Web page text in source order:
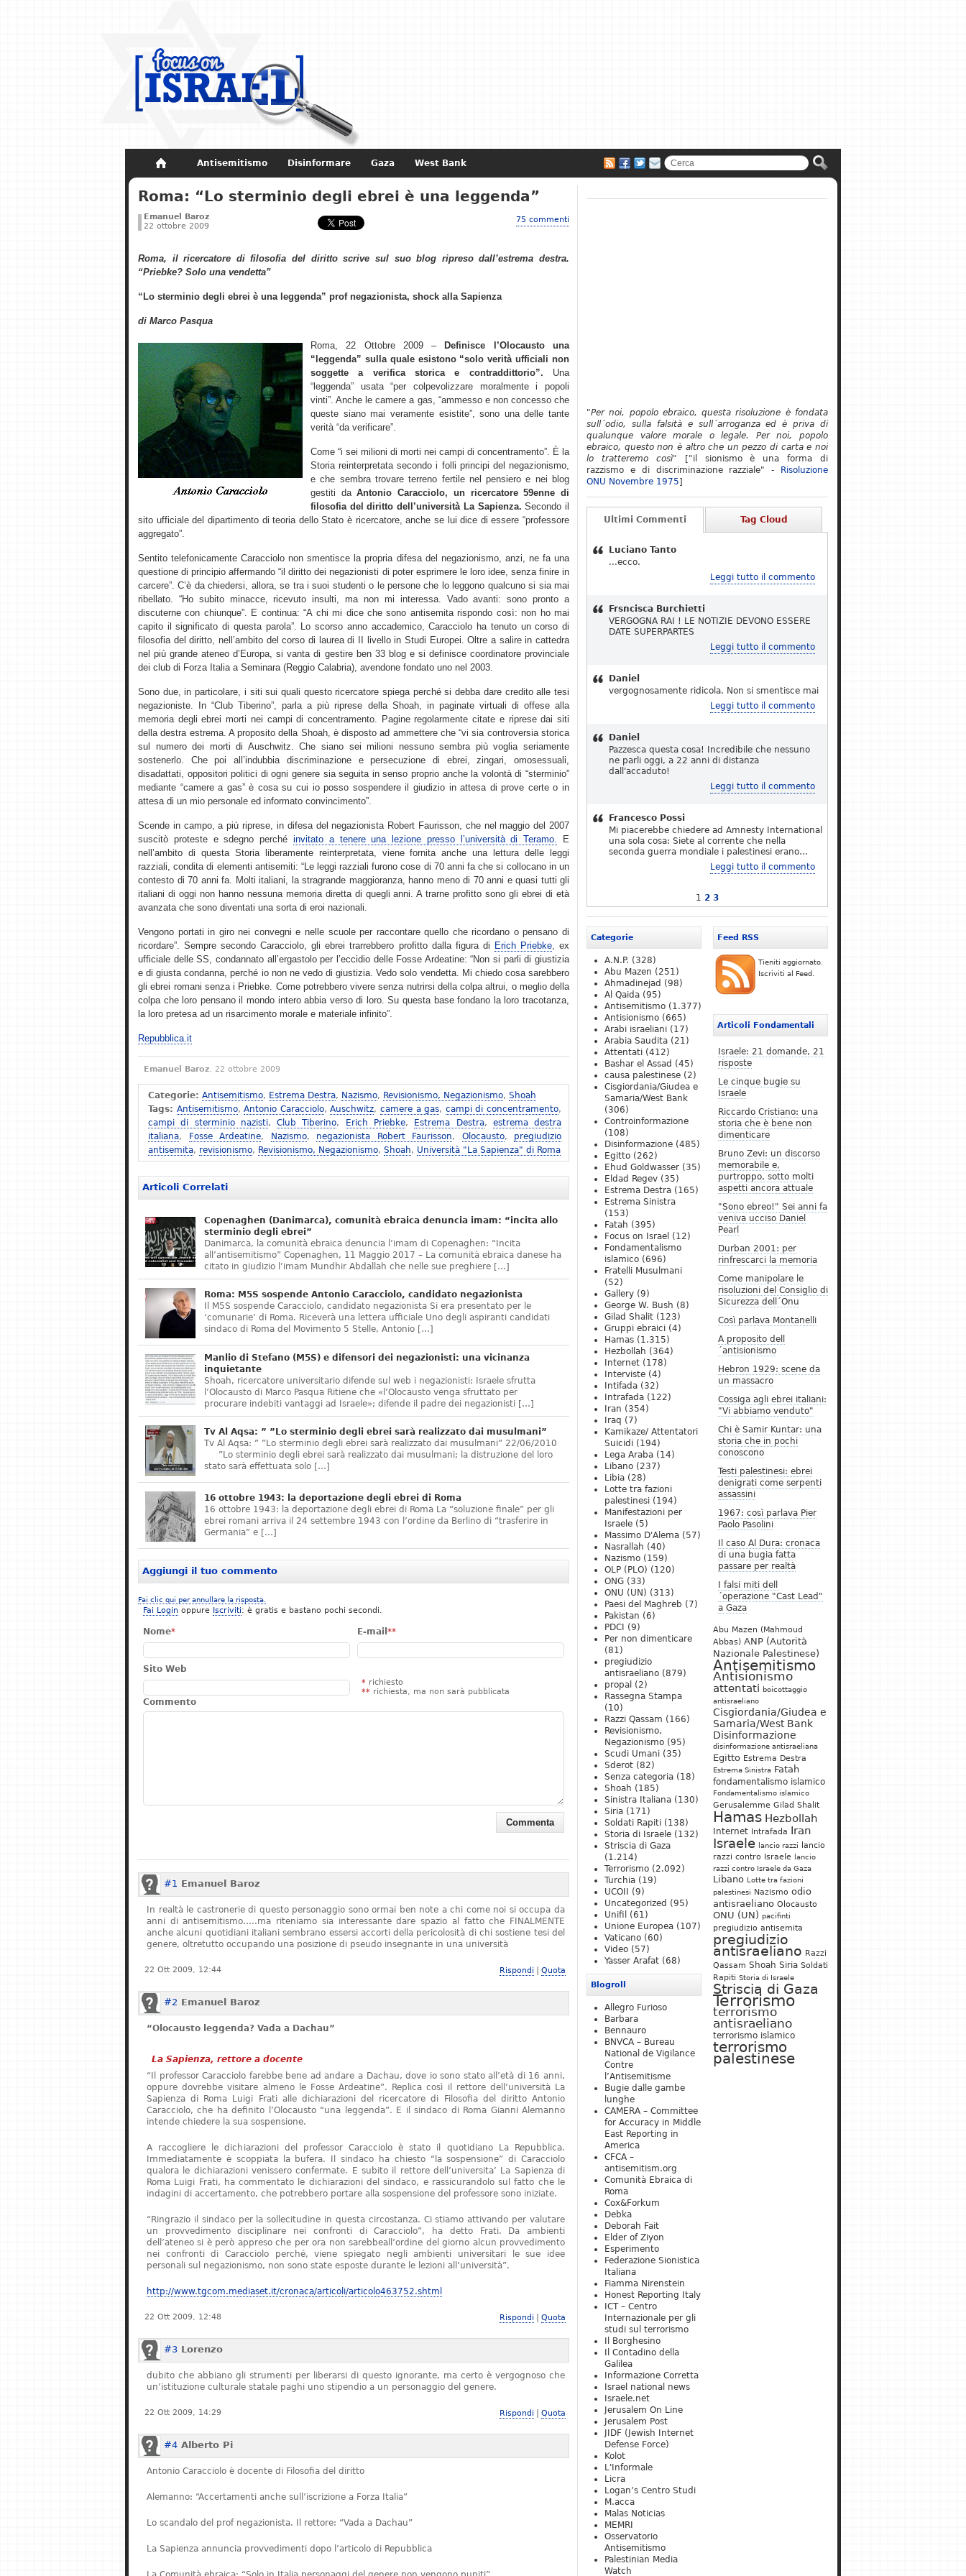
Antisemitismo Disinformare Gaza West Bank
Non dimenticare Storia di Israele
Roma: “Lo sterminio degli ebrei è una leggenda”
Emanuel Baroz
22 ottobre 2009
75 commenti
Roma, il ricercatore di filosofia del diritto scrive sul suo blog ripreso dall’estrema destra.
“Priebke? Solo una vendetta”
“Lo sterminio degli ebrei è una leggenda” prof negazionista, shock alla Sapienza
di Marco Pasqua
Roma, 22 Ottobre 2009 –
Definisce l’Olocausto una
“leggenda” sulla quale esistono “solo verità ufficiali non
soggette a verifica storica e contraddittorio”. Una
“leggenda” usata “per colpevolizzare moralmente i popoli
vinti”. Anche le camere a gas, “ammesso e non concesso che
queste siano mai veramente esistite”, sono una delle tante
verità “da verificare”.
Come “i sei milioni di morti nei campi di concentramento”. È la
Storia reinterpretata secondo i folli principi del negazionismo,
e che sembra trovare terreno fertile nel pensiero e nei blog
gestiti daAntonio Caracciolo, un ricercatore 59enne di
filosofia del diritto dell’università La Sapienza. Secondo il
sito ufficiale del dipartimento di teoria dello Stato è ricercatore, anche se lui dice di essere “professore
aggregato”.
Sentito telefonicamente Caracciolo non smentisce la propria difesa del negazionismo, anzi, ne fa una
questione di principio affermando “il diritto dei negazionisti di poter esprimere le loro idee, senza finire in
carcere”. C’è da chiedersi, allora, se tra i suoi studenti o le persone che lo leggono qualcuno si sia mai
ribellato. “Ho subito minacce, ricevuto insulti, ma non mi interessa. Vado avanti: sono pronto a
discuterne con chiunque”. E continua: “A chi mi dice che sono antisemita rispondo così: non ho mai
capito il significato di questa parola”. Lo scorso anno accademico, Caracciolo ha tenuto un corso di
filosofia del diritto, nell’ambito del corso di laurea di II livello in Studi Europei. Oltre a salire in cattedra
nel più grande ateneo d’Europa, si vanta di gestire ben 33 blog e si definisce coordinatore provinciale
dei club di Forza Italia a Seminara (Reggio Calabria), avendone fondato uno nel 2003.
Sono due, in particolare, i siti sui quali questo ricercatore spiega perché si debba dare credito alle tesi
negazioniste. In “Club Tiberino”, parla a più riprese della Shoah, in paginate virtuali di offese alla
memoria degli ebrei morti nei campi di concentramento. Pagine regolarmente citate e riprese dai siti
della destra estrema. A proposito della Shoah, è disposto ad ammettere che “vi sia controversia storica
sul numero dei morti di Auschwitz. Che siano sei milioni nessuno sembra più voglia seriamente
sostenerlo. Che poi all’indubbia discriminazione e persecuzione di ebrei, zingari, omosessuali,
disadattati, oppositori politici di ogni genere sia seguita in senso proprio anche la volontà di “sterminio”
mediante “camere a gas” è cosa su cui io posso sospendere il giudizio in attesa di prove certe o in
attesa di un mio personale ed informato convincimento”.
Scende in campo, a più riprese, in difesa del negazionista Robert Faurisson, che nel maggio del 2007
suscitò proteste e sdegno perché invitato a tenere una lezione presso l’università di Teramo. E
nell’ambito di questa Storia liberamente reinterpretata, viene fornita anche una lettura delle leggi
razziali, condita di elementi antisemiti: “Le leggi razziali furono cose di 70 anni fa che si collocano in un
contesto di 70 anni fa. Molti italiani, la stragrande maggioranza, hanno meno di 70 anni e quasi tutti gli
italiani di oggi non hanno nessuna memoria diretta di quegli anni. A trarne profitto sono gli ebrei di età
avanzata che sono diventati una sorta di eroi nazionali.
Vengono portati in giro nei convegni e nelle scuole per raccontare quello che ricordano o pensano di
ricordare”. Sempre secondo Caracciolo, gli ebrei trarrebbero profitto dalla figura di Erich Priebke, ex
ufficiale delle SS, condannato all’ergastolo per l’eccidio delle Fosse Ardeatine: “Non si parli di giustizia
e di giusta condanna, perché io non ne vedo di giustizia. Vedo solo vendetta. Mi chiedo cosa sarebbero
gli ebrei romani senza i Priebke. Come potrebbero vivere senza nutrirsi della colpa altrui, o meglio della
colpa che loro pensano il mondo intero abbia verso di loro. Su questa base fondano la loro tracotanza,
la loro pretesa ad un risarcimento morale e materiale infinito”.
Repubblica.it
Emanuel Baroz, 22 ottobre 2009
Categorie: Antisemitismo, Estrema Destra, Nazismo, Revisionismo, Negazionismo, Shoah
Tags: Antisemitismo,Antonio Caracciolo,Auschwitz,camere a gas, campi di concentramento,
campi di sterminio nazisti,Club Tiberino, Erich Priebke, Estrema Destra, estrema destra
italiana, Fosse Ardeatine, Nazismo, negazionista Robert Faurisson, Olocausto, pregiudizio
antisemita, revisionismo, Revisionismo, Negazionismo, Shoah, Università "La Sapienza" di Roma
Articoli Correlati
Copenaghen (Danimarca), comunità ebraica denuncia imam: “incita allo
sterminio degli ebrei”
Danimarca, la comunità ebraica denuncia l’imam di Copenaghen: “Incita
all’antisemitismo” Copenaghen, 11 Maggio 2017 – La comunità ebraica danese ha
citato in giudizio l’imam Mundhir Abdallah che nelle sue preghiere […]
Roma: M5S sospende Antonio Caracciolo, candidato negazionista
Il M5S sospende Caracciolo, candidato negazionista Si era presentato per le
‘comunarie’ di Roma. Riceverà una lettera ufficiale Uno degli aspiranti candidati
sindaco di Roma del Movimento 5 Stelle, Antonio […]
Manlio di Stefano (M5S) e difensori dei negazionisti: una vicinanza
inquietante
Shoah, ricercatore universitario difende sul web i negazionisti: Israele sfrutta
l’Olocausto di Marco Pasqua Ritiene che «l’Olocausto venga sfruttato per
procurare indebiti vantaggi ad Israele»; difende il padre dei negazionisti […]
Tv Al Aqsa: ” ”Lo sterminio degli ebrei sarà realizzato dai musulmani”
Tv Al Aqsa: ” ”Lo sterminio degli ebrei sarà realizzato dai musulmani” 22/06/2010
”Lo sterminio degli ebrei sarà realizzato dai musulmani; la distruzione del loro
stato sarà effettuata solo […]
16 ottobre 1943: la deportazione degli ebrei di Roma
16 ottobre 1943: la deportazione degli ebrei di Roma La “soluzione finale” per gli
ebrei romani arriva il 24 settembre 1943 con l’ordine da Berlino di “trasferire in
Germania” e […]
Aggiungi il tuo commento
Fai clic qui per annullare la risposta.
Fai Login oppure Iscriviti: è gratis e bastano pochi secondi.
Nome* E-mail **
Sito Web
* richiesto
** richiesta, ma non sarà pubblicata
Commento
#1 Emanuel Baroz
In realtà le castronerie di questo personaggio sono ormai ben note a chi come noi si occupa da
anni di antisemitismo…..ma riteniamo sia interessante dare spazio al fatto che FINALMENTE
anche alcuni quotidiani italiani sembrano essersi accorti della pericolosità di chi sostiene tesi del
genere, oltretutto occupando una posizione di pseudo insegnante in una università
22 Ott 2009, 12:44 Rispondi Quota
#2 Emanuel Baroz
“Olocausto leggenda? Vada a Dachau”
La Sapienza, rettore a docente
“Il professor Caracciolo farebbe bene ad andare a Dachau, dove io sono stato all’età di 16 anni,
oppure dovrebbe visitare almeno le Fosse Ardeatine”. Replica così il rettore dell’università La
Sapienza di Roma Luigi Frati alle dichiarazioni del ricercatore di Filosofia del diritto Antonio
Caracciolo, che ha definito l’Olocausto “una leggenda”. E il sindaco di Roma Gianni Alemanno
intende chiedere la sua sospensione.
A raccogliere le dichiarazioni del professor Caracciolo è stato il quotidiano La Repubblica.
Immediatamente è scoppiata la bufera. Il sindaco ha chiesto “la sospensione” di Caracciolo
qualora le dichiarazioni venissero confermate. E subito il rettore dell’universita’ La Sapienza di
Roma Luigi Frati, ha commentato le dichiarazioni del sindaco, e rassicurandolo sul fatto che le
indagini di accertamento, che potrebbero portare alla sospensione del professore sono iniziate.
“Ringrazio il sindaco per la sollecitudine in questa circostanza. Ci stiamo attivando per valutare
un provvedimento disciplinare nei confronti di Caracciolo”, ha detto Frati. Da ambienti
dell’ateneo si è però appreso che per ora non sarebbeall’ordine del giorno alcun provvedimento
nei confronti di Caracciolo perché, viene spiegato negli ambienti universitari le sue idee
personali sul negazionismo, non sono state esposte durante le lezioni all’università”.
http://www.tgcom.mediaset.it/cronaca/articoli/articolo463752.shtml
22 Ott 2009, 12:48 Rispondi Quota
#3 Lorenzo
dubito che abbiano gli strumenti per liberarsi di questo ignorante, ma certo è vergognoso che
un’istituzione culturale statale paghi uno stipendio a un personaggio del genere.
22 Ott 2009, 14:29 Rispondi Quota
#4 Alberto Pi
Antonio Caracciolo è docente di Filosofia del diritto
Alemanno: “Accertamenti anche sull’iscrizione a Forza Italia”
Lo scandalo del prof negazionista. Il rettore: “Vada a Dachau”
La Sapienza annuncia provvedimenti dopo l’articolo di Repubblica
"Per noi, popolo ebraico, questa risoluzione è fondata
sull´odio, sulla falsità e sull´arroganza ed è priva di
qualunque valore morale o legale. Per noi, popolo
ebraico, questo non è altro che un pezzo di carta e noi
lo tratteremo così" ["il sionismo è una forma di
razzismo e di discriminazione razziale" -
Risoluzione
ONU Novembre 1975]
Ultimi Commenti Tag Cloud
Luciano Tanto
...ecco.
Leggi tutto il commento
Frsncisca Burchietti
VERGOGNA RAI ! LE NOTIZIE DEVONO ESSERE
DATE SUPERPARTES
Leggi tutto il commento
Daniel
vergognosamente ridicola. Non si smentisce mai
Leggi tutto il commento
Daniel
Pazzesca questa cosa! Incredibile che nessuno
ne parli oggi, a 22 anni di distanza
dall'accaduto!
Leggi tutto il commento
Francesco Possi
Mi piacerebbe chiedere ad Amnesty International
una sola cosa: Siete al corrente che nella
seconda guerra mondiale i palestinesi erano…
Leggi tutto il commento
1 2 3
Feed RSS
Tieniti aggiornato.
Iscriviti al Feed.
Articoli Fondamentali
Israele: 21 domande, 21
risposte
Le cinque bugie su
Israele
Riccardo Cristiano: una
storia che è bene non
dimenticare
Bruno Zevi: un discorso
memorabile e,
purtroppo, sotto molti
aspetti ancora attuale
"Sono ebreo!" Sei anni fa
veniva ucciso Daniel
Pearl
Durban 2001: per
rinfrescarci la memoria
Come manipolare le
risoluzioni del Consiglio di
Sicurezza dell´Onu
Così parlava Montanelli
A proposito dell
´antisionismo
Hebron 1929: scene da
un massacro
Cossiga agli ebrei italiani:
"Vi abbiamo venduto"
Chi è Samir Kuntar: una
storia che in pochi
conoscono
Testi palestinesi: ebrei
denigrati come serpenti
assassini
1967: così parlava Pier
Paolo Pasolini
Il caso Al Dura: cronaca
di una bugia fatta
passare per realtà
I falsi miti dell
´operazione "Cast Lead"
a Gaza
Abu Mazen (Mahmoud
Abbas) ANP (Autorità
Nazionale Palestinese)
Antisemitismo
Antisionismo
attentati boicottaggio
antisraeliano
Cisgiordania/Giudea e
Samaria/West Bank
Disinformazione
disinformazione antisraeliana
Egitto Estrema Destra
Estrema Sinistra Fatah
fondamentalismo islamico
Fondamentalismo islamico
Gerusalemme Gilad Shalit
Hamas Hezbollah
Internet Intrafada Iran
Israele lancio razzi
lancio
razzi contro Israele lancio
razzi contro Israele da Gaza
Libano Lotte tra fazioni
palestinesi Nazismo odio
antisraeliano Olocausto
ONU (UN) pacifinti
pregiudizio antisemita
pregiudizio
antisraeliano Razzi
Qassam Shoah Siria Soldati
Rapiti Storia di Israele
Striscia di Gaza
Terrorismo
terrorismo
antisraeliano
terrorismo islamico
terrorismo
palestinese
Categorie
A.N.P. (328)
Abu Mazen (251)
Ahmadinejad (98)
Al Qaida (95)
Antisemitismo (1.377)
Antisionismo (665)
Arabi israeliani (17)
Arabia Saudita (21)
Attentati (412)
Bashar el Assad (45)
causa palestinese (2)
Cisgiordania/Giudea e
Samaria/West Bank
(306)
Controinformazione
(108)
Disinformazione (485)
Egitto (262)
Ehud Goldwasser (35)
Eldad Regev (35)
Estrema Destra (165)
Estrema Sinistra
(153)
Fatah (395)
Focus on Israel (12)
Fondamentalismo
islamico (696)
Fratelli Musulmani
(52)
Gallery (9)
George W. Bush (8)
Gilad Shalit (123)
Gruppi ebraici (4)
Hamas (1.315)
Hezbollah (364)
Internet (178)
Interviste (4)
Intifada (32)
Intrafada (122)
Iran (354)
Iraq (7)
Kamikaze/ Attentatori
Suicidi (194)
Lega Araba (14)
Libano (237)
Libia (28)
Lotte tra fazioni
palestinesi (194)
Manifestazioni per
Israele (5)
Massimo D'Alema (57)
Nasrallah (40)
Nazismo (159)
OLP (PLO) (120)
ONG (33)
ONU (UN) (313)
Paesi del Maghreb (7)
Pakistan (6)
PDCI
(9)
Per non dimenticare
(81)
pregiudizio
antisraeliano (879)
propal (2)
Rassegna Stampa
(10)
Razzi Qassam (166)
Revisionismo,
Negazionismo (95)
Scudi Umani (35)
Sderot (82)
Senza categoria (18)
Shoah (185)
Sinistra Italiana (130)
Siria (171)
Soldati Rapiti (138)
Storia di Israele (132)
Striscia di Gaza
(1.214)
Terrorismo (2.092)
Turchia (19)
UCOII
(9)
Uncategorized (95)
Unifil
(61)
Unione Europea (107)
Vaticano (60)
Video (57)
Yasser Arafat (68)
Blogroll
Allegro Furioso
Barbara
Bennauro
BNVCA – Bureau
National de Vigilance
Contre
l’Antisemitisme
Bugie dalle gambe
lunghe
CAMERA – Committee
for Accuracy in Middle
East Reporting in
America
CFCA –
antisemitism.org
Comunità Ebraica di
Roma
Cox&Forkum
Debka
Deborah Fait
Elder of Ziyon
Esperimento
Federazione Sionistica
Italiana
Fiamma Nirenstein
Honest Reporting Italy
ICT – Centro
Internazionale per gli
studi sul terrorismo
Il Borghesino
Il Contadino della
Galilea
Informazione Corretta
Israel national news
Israele.net
Jerusalem On Line
Jerusalem Post
JIDF (Jewish Internet
Defense Force)
Kolot
L'Informale
Licra
Logan’s Centro Studi
M.acca
Malas Noticias
MEMRI
Osservatorio
Antisemitismo
Palestinian Media
Watch